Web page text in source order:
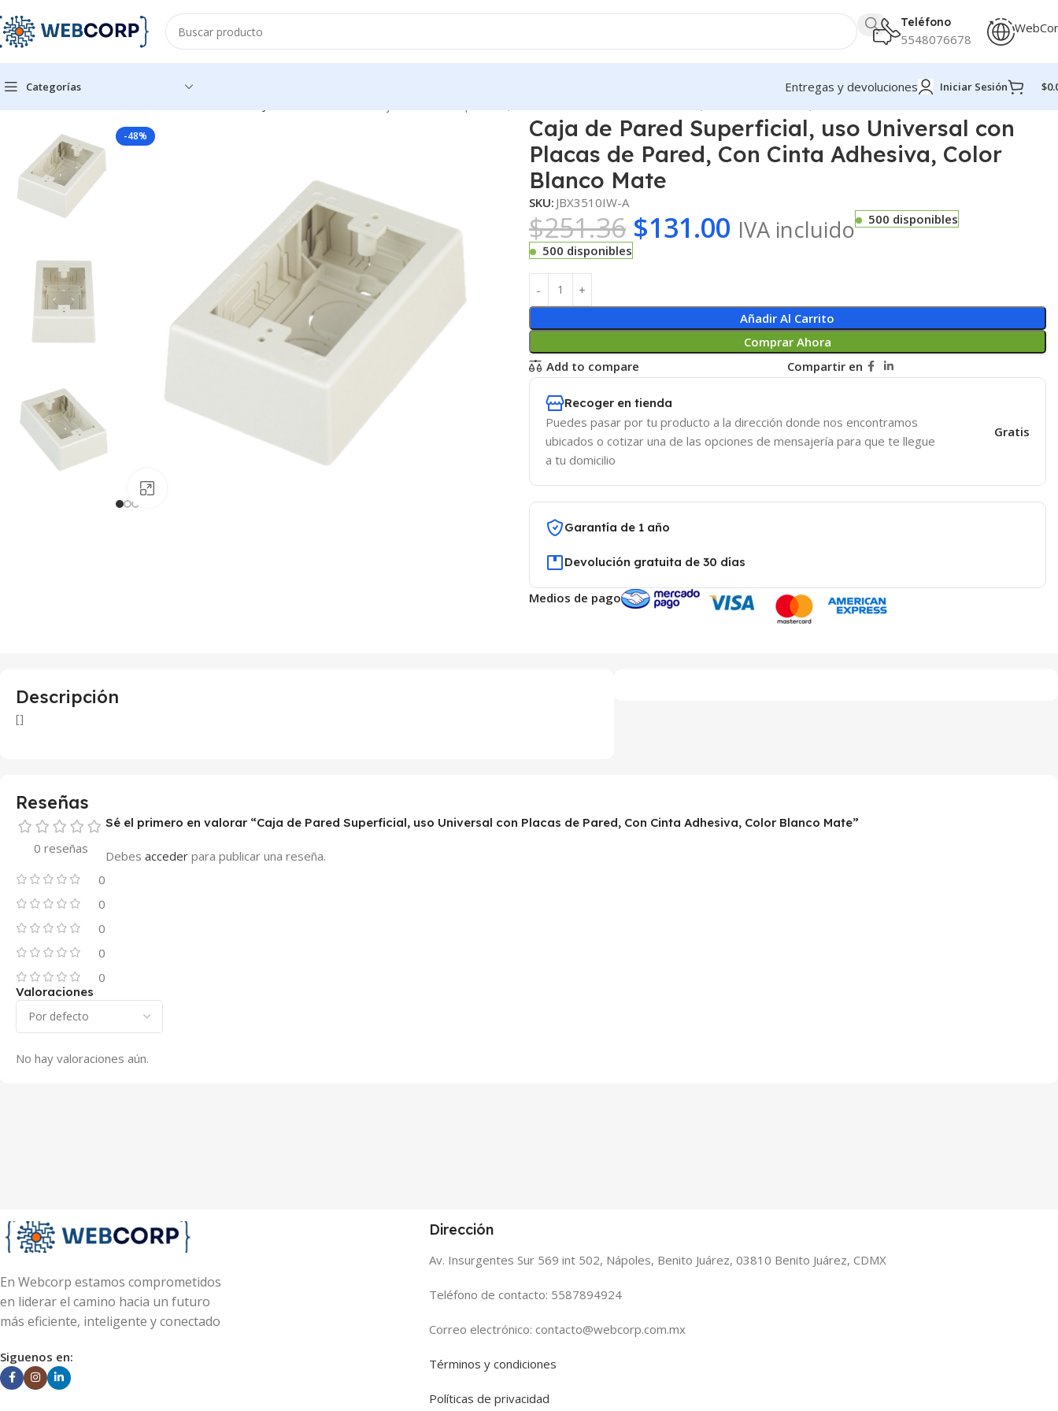
Teléfono
5548076678
Categorías Entregas y devoluciones Iniciar Sesión $
-48%
Caja de Pared Superficial, uso Universal con
Placas de Pared, Con Cinta Adhesiva, Color
Blanco Mate
SKU: JBX3510IW-A
$251.36 $131.00 IVA incluido
500 disponibles
500 disponibles
Añadir Al Carrito
Comprar Ahora
Add to compare
Compartir en
Recoger en tienda
Puedes pasar por tu producto a la dirección donde nos encontramos
ubicados o cotizar una de las opciones de mensajería para que te llegue
a tu domicilio
Gratis
Garantía de 1 año
Devolución gratuita de 30 días
Medios de pago
Descripción
[]
Reseñas
0 reseñas
0
0
0
0
0
Valoraciones
No hay valoraciones aún.
Sé el primero en valorar “Caja de Pared Superficial, uso Universal con Placas de Pared, Con Cinta Adhesiva, Color Blanco Mate”
Debes acceder para publicar una reseña.
En Webcorp estamos comprometidos
en liderar el camino hacia un futuro
más eficiente, inteligente y conectado
Siguenos en:
Dirección
Av. Insurgentes Sur 569 int 502, Nápoles, Benito Juárez, 03810 Benito Juárez, CDMX
Teléfono de contacto: 5587894924
Correo electrónico: contacto@webcorp.com.mx
Términos y condiciones
Políticas de privacidad